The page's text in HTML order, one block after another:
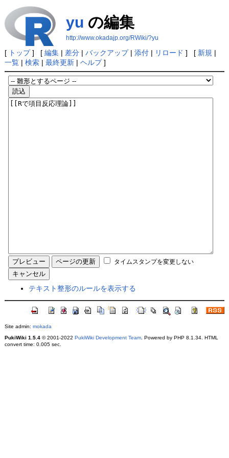
yu の編集
http://www.okadajp.org/RWiki/?yu
[ トップ] [ 編集| 差分| バックアップ| 添付| リロード ] [ 新規 |
一覧| 検索| 最終更新| ヘルプ]
タイムスタンプを変更しない
テキスト整形のルールを表示する
Site admin: mokada
PukiWiki 1.5.4© 2001-2022 PukiWiki Development Team. Powered by PHP 8.1.34. HTML
convert time: 0.005 sec.